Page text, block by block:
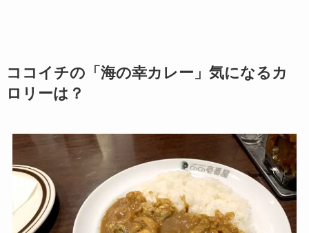
ココイチの「海の幸カレー」気になるカ
ロリーは？